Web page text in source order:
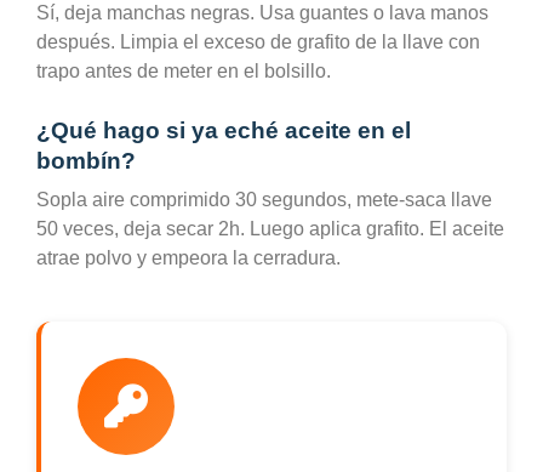
Sí, deja manchas negras. Usa guantes o lava manos
después. Limpia el exceso de grafito de la llave con
trapo antes de meter en el bolsillo.
¿Qué hago si ya eché aceite en el
bombín?
Sopla aire comprimido 30 segundos, mete-saca llave
50 veces, deja secar 2h. Luego aplica grafito. El aceite
atrae polvo y empeora la cerradura.